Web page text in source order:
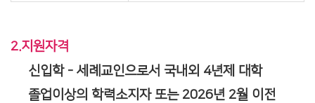
2.지원자격
신입학 - 세례교인으로서 국내외 4년제 대학
졸업이상의 학력소지자 또는 2026년 2월 이전